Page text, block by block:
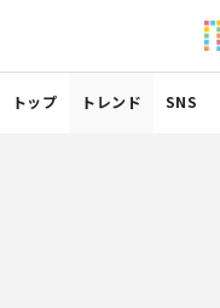
トップ トレンド SNS